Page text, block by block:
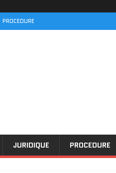
PROCEDURE
conflit familial ?
JURIDIQUE PROCEDURE